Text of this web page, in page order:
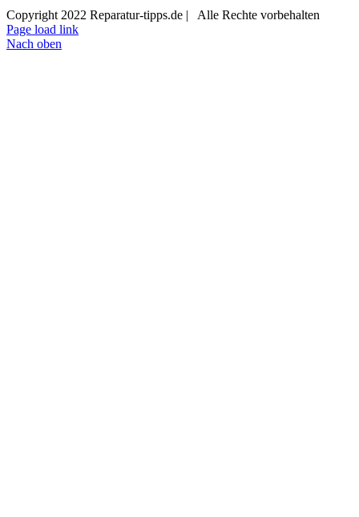
Copyright 2022 Reparatur-tipps.de | Alle Rechte vorbehalten
Page load link
Nach oben